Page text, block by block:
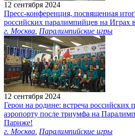
12 сентября 2024
Пресс-конференция, посвященная
российских паралимпийцев на Играх
г. Москва Паралимпийские игры
12 сентября 2024
Герои на родине: встреча российских
аэропорту после триумфа на
Париже!
г. Москва Паралимпийские игры